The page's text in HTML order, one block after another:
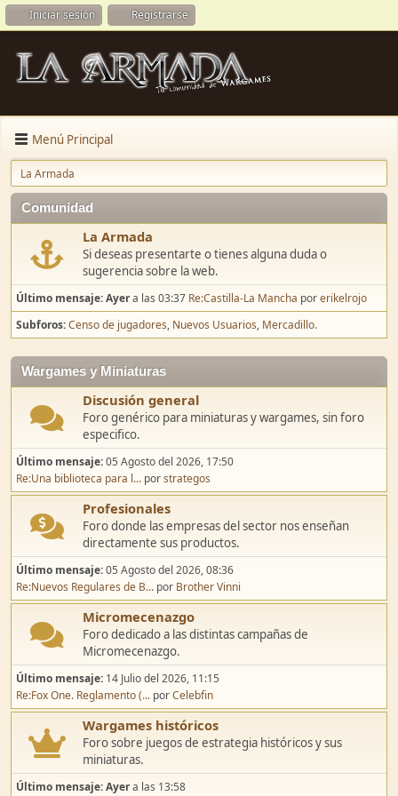
Iniciar sesión Registrarse
Menú Principal
La Armada
Comunidad
La Armada
Si deseas presentarte o tienes alguna duda o
sugerencia sobre la web.
Último mensaje:Ayera las 03:37 Re:Castilla-La Mancha porerikelrojo
Subforos Censo de jugadores Nuevos Usuarios Mercadillo.
Wargames y Miniaturas
Discusión general
Foro genérico para miniaturas y wargames, sin foro
especifico.
Último mensaje:05 Agosto del 2026, 17:50
Re:Una biblioteca para l... porstrategos
Profesionales
Foro donde las empresas del sector nos enseñan
directamente sus productos.
Último mensaje:05 Agosto del 2026, 08:36
Re:Nuevos Regulares de B... por Brother Vinni
Micromecenazgo
Foro dedicado a las distintas campañas de
Micromecenazgo.
Último mensaje: 14 Julio del 2026, 11:15
Re:Fox One. Reglamento (... porCelebfin
Wargames históricos
Foro sobre juegos de estrategia históricos y sus
miniaturas.
Último mensaje:Ayera las 13:58